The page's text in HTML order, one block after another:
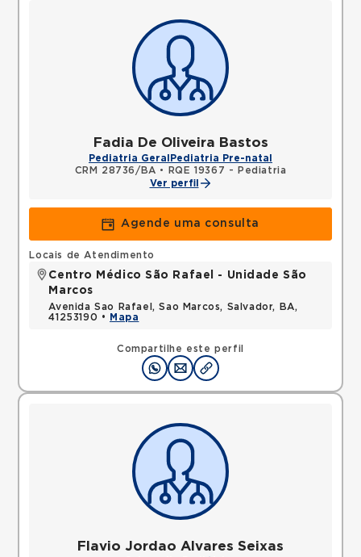
Fadia De Oliveira Bastos
Pediatria Geral Pediatria Pre-natal
CRM 28736/BA •
RQE 19367 - Pediatria
Ver perfil
Agende uma consulta
Compartilhe este perfil
Locais de Atendimento
Centro Médico São Rafael - Unidade São
Marcos
Avenida Sao Rafael, Sao Marcos, Salvador, BA,
41253190 •
Mapa
Flavio Jordao Alvares Seixas